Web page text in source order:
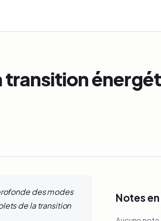
transition
des modes
de la transition
Notes en